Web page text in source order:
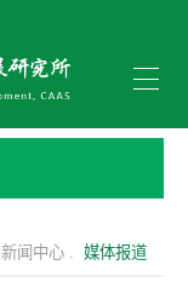
新闻中心 . 媒体报道